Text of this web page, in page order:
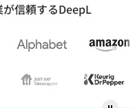
信頼するDeepL